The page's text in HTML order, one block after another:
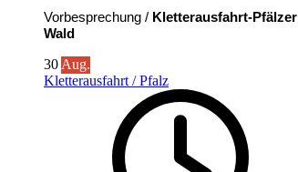
Vorbesprechung / Kletterausfahrt-Pfälzer
Wald
30Aug.
Kletterausfahrt / Pfalz